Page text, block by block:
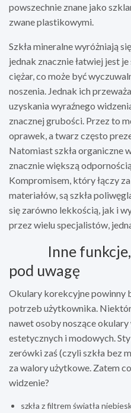
powszechnie znane jako
zwane plastikowymi.
Szkła mineralne wyróżniają
jednak znacznie łatwiej jest
ciężar, co może być
noszenia. Jednak ich
uzyskania wyraźnego
znacznej grubości. Przez to
oprawek, a twarz często
Natomiast szkła organiczne
znacznie większą
Kompromisem, który łączy
materiałów, są szkła
się zarówno lekkością, jak i
przez wielu specjalistów,
Inne funkcje,
pod uwagę
Okulary korekcyjne powinny
potrzeb użytkownika.
nawet osoby noszące
estetycznych i modowych.
zerówki zaś (czyli szkła bez
za walory użytkowe. Zatem
widzenie?
szkła z filtrem światła